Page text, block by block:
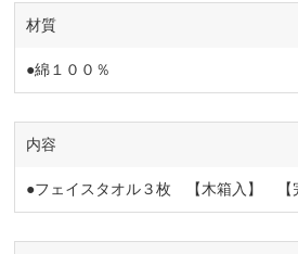
材質
●綿１００％
内容
●フェイスタオル３枚 【木箱入】 【